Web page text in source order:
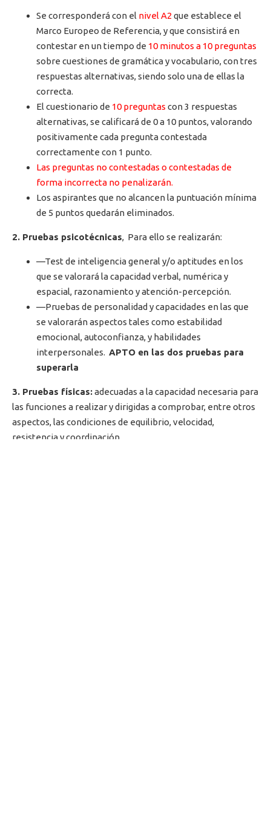
Se corresponderá con el nivel A2 que establece el
Marco Europeo de Referencia, y que consistirá en
contestar en un tiempo de 10 minutos a 10 preguntas
sobre cuestiones de gramática y vocabulario, con tres
respuestas alternativas, siendo solo una de ellas la
correcta.
El cuestionario de 10 preguntas con 3 respuestas
alternativas, se calificará de 0 a 10 puntos, valorando
positivamente cada pregunta contestada
correctamente con 1 punto.
Las preguntas no contestadas o contestadas de
forma incorrecta no penalizarán.
Los aspirantes que no alcancen la puntuación mínima
de 5 puntos quedarán eliminados.
2. Pruebas psicotécnicas, Para ello se realizarán:
—Test de inteligencia general y/o aptitudes en los
que se valorará la capacidad verbal, numérica y
espacial, razonamiento y atención-percepción.
—Pruebas de personalidad y capacidades en las que
se valorarán aspectos tales como estabilidad
emocional, autoconfianza, y habilidades
interpersonales. APTO en las dos pruebas para
superarla
3. Pruebas físicas:adecuadas a la capacidad necesaria para
las funciones a realizar y dirigidas a comprobar, entre otros
aspectos, las condiciones de equilibrio, velocidad,
resistencia y coordinación.